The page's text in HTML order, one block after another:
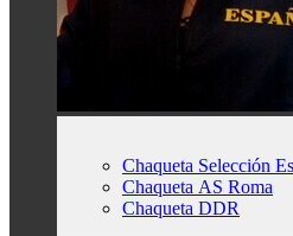
Chaqueta Selección
Chaqueta AS Roma
Chaqueta DDR